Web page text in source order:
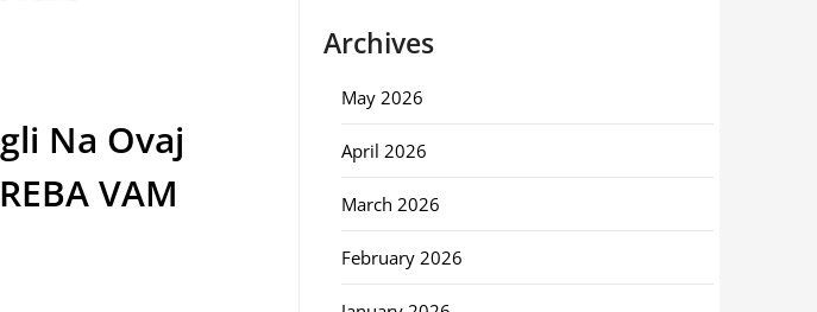
Na Ovaj
VAM
Archives
May 2026
April 2026
March 2026
February 2026